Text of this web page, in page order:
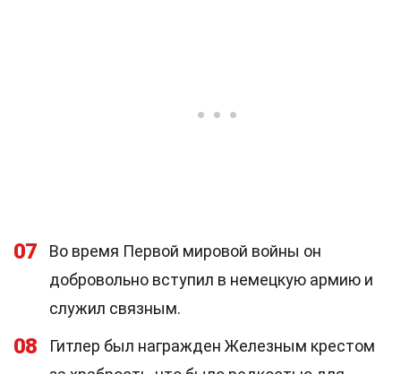
07
Во время Первой мировой войны он
добровольно вступил в немецкую армию и
служил связным.
08
Гитлер был награжден Железным крестом